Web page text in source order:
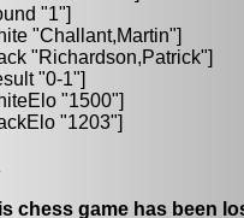
"1"]
"Challant,Martin"]
"Richardson,Patrick"]
"0-1"]
"1500"]
"1203"]
chess game has been